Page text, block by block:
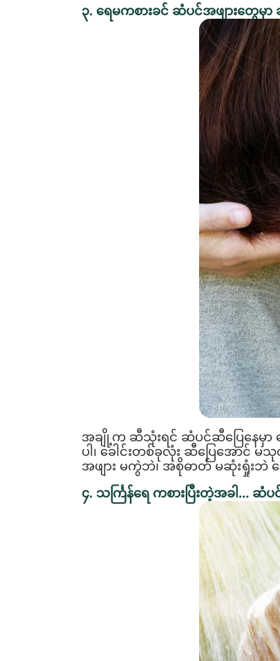
၃. ရေမကစားခင် ဆံပင်အဖျားတွေမှ
အချို့က ဆီသုံးရင် ဆံပင်ဆီပြေနေမှာ
ပါ၊ ခေါင်းတစ်ခုလုံး ဆီပြေအောင် မ
အဖျား မကွဲဘဲ၊ အစိုဓာတ် မဆုံးရှုံးဘဲ
၄. သင်္ကြန်ရေ ကစားပြီးတဲ့အခါ… ဆံ